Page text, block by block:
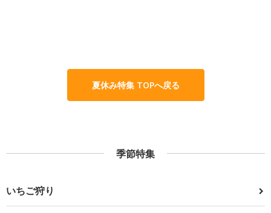
夏休み特集 TOPへ戻る
季節特集
いちご狩り